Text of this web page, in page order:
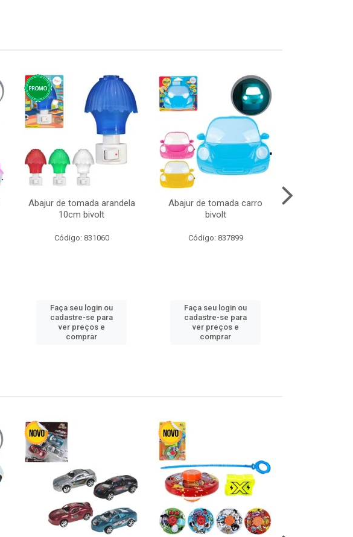
Abajur de tomada arandela
10cm bivolt
Código: 831060
Faça seu login ou
cadastre-se para
ver preços e
comprar
Abajur de tomada carro
bivolt
Código: 837899
Faça seu login ou
cadastre-se para
ver preços e
comprar